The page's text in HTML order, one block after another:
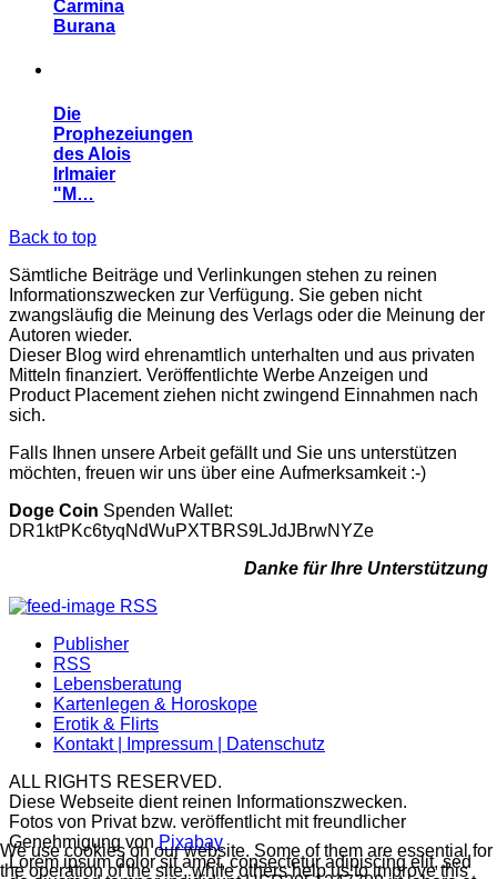
Carmina
Burana
Die
Prophezeiungen
des Alois
Irlmaier
"M…
Back to top
Sämtliche Beiträge und Verlinkungen stehen zu reinen
Informationszwecken zur Verfügung. Sie geben nicht
zwangsläufig die Meinung des Verlags oder die Meinung der
Autoren wieder.
Dieser Blog wird ehrenamtlich unterhalten und aus privaten
Mitteln finanziert. Veröffentlichte Werbe Anzeigen und
Product Placement ziehen nicht zwingend Einnahmen nach
sich.
Falls Ihnen unsere Arbeit gefällt und Sie uns unterstützen
möchten, freuen wir uns über eine Aufmerksamkeit :-)
Doge Coin Spenden Wallet:
DR1ktPKc6tyqNdWuPXTBRS9LJdJBrwNYZe
Danke für Ihre Unterstützung
RSS
Publisher
RSS
Lebensberatung
Kartenlegen & Horoskope
Erotik & Flirts
Kontakt | Impressum | Datenschutz
ALL RIGHTS RESERVED.
Diese Webseite dient reinen Informationszwecken.
Fotos von Privat bzw. veröffentlicht mit freundlicher
Genehmigung von Pixabay
Lorem ipsum dolor sit amet, consectetur adipiscing elit, sed
We use cookies on our website. Some of them are essential for
the operation of the site, while others help us to improve this